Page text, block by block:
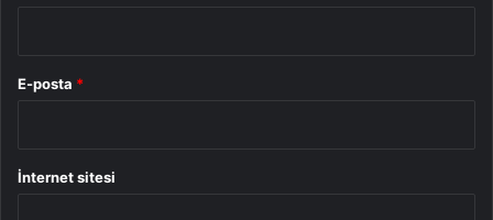
E-posta *
İnternet sitesi